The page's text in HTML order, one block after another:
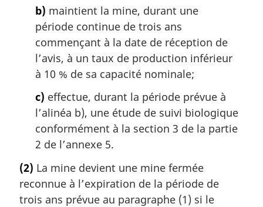
b) maintient la mine, durant une
période continue de trois ans
commençant à la date de réception de
l’avis, à un taux de production inférieur
à 10 % de sa capacité nominale;
c) effectue, durant la période prévue à
l’alinéa b), une étude de suivi biologique
conformément à la section 3 de la partie
2 de l’annexe 5.
(2) La mine devient une mine fermée
reconnue à l’expiration de la période de
trois ans prévue au paragraphe (1) si le